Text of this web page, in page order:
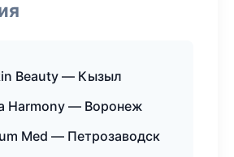
Beauty — Кызыл
Harmony — Воронеж
Med — Петрозаводск